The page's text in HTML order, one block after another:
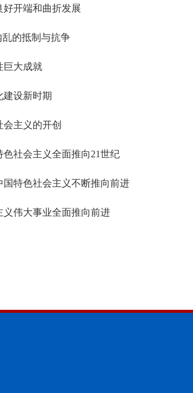
开端和曲折发展
的抵制与抗争
巨大成就
设新时期
主义的开创
社会主义全面推向21世纪
特色社会主义不断推向前进
伟大事业全面推向前进